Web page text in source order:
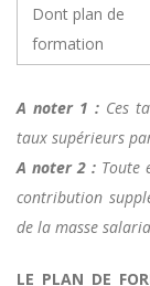
Dont plan de
formation
A noter 1 : Ces
taux supérieurs
A noter 2 : Toute
contribution
de la masse
LE PLAN DE